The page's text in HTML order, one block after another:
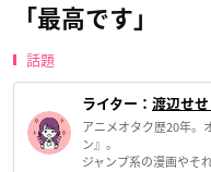
「最高です」
話題
ライター： 渡辺せせ
アニメオタク歴20年。
ン』。
ジャンプ系の漫画やそ